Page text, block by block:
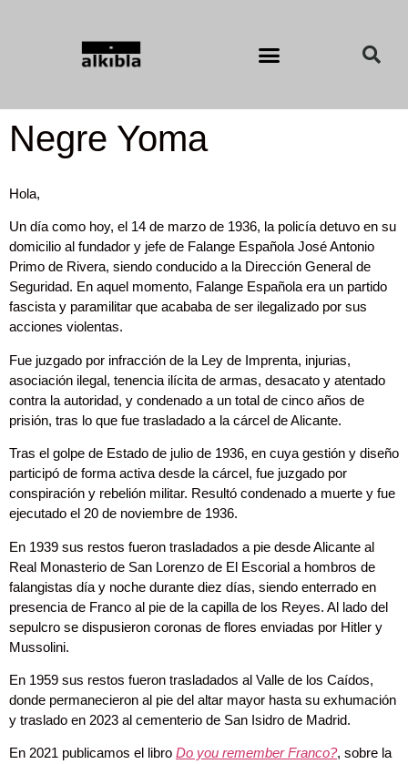
Negre Yoma
Hola,
Un día como hoy, el 14 de marzo de 1936, la policía detuvo en su
domicilio al fundador y jefe de Falange Española José Antonio
Primo de Rivera, siendo conducido a la Dirección General de
Seguridad. En aquel momento, Falange Española era un partido
fascista y paramilitar que acababa de ser ilegalizado por sus
acciones violentas.
Fue juzgado por infracción de la Ley de Imprenta, injurias,
asociación ilegal, tenencia ilícita de armas, desacato y atentado
contra la autoridad, y condenado a un total de cinco años de
prisión, tras lo que fue trasladado a la cárcel de Alicante.
Tras el golpe de Estado de julio de 1936, en cuya gestión y diseño
participó de forma activa desde la cárcel, fue juzgado por
conspiración y rebelión militar. Resultó condenado a muerte y fue
ejecutado el 20 de noviembre de 1936.
En 1939 sus restos fueron trasladados a pie desde Alicante al
Real Monasterio de San Lorenzo de El Escorial a hombros de
falangistas día y noche durante diez días, siendo enterrado en
presencia de Franco al pie de la capilla de los Reyes. Al lado del
sepulcro se dispusieron coronas de flores enviadas por Hitler y
Mussolini.
En 1959 sus restos fueron trasladados al Valle de los Caídos,
donde permanecieron al pie del altar mayor hasta su exhumación
y traslado en 2023 al cementerio de San Isidro de Madrid.
En 2021 publicamos el libro Do you remember Franco?, sobre la